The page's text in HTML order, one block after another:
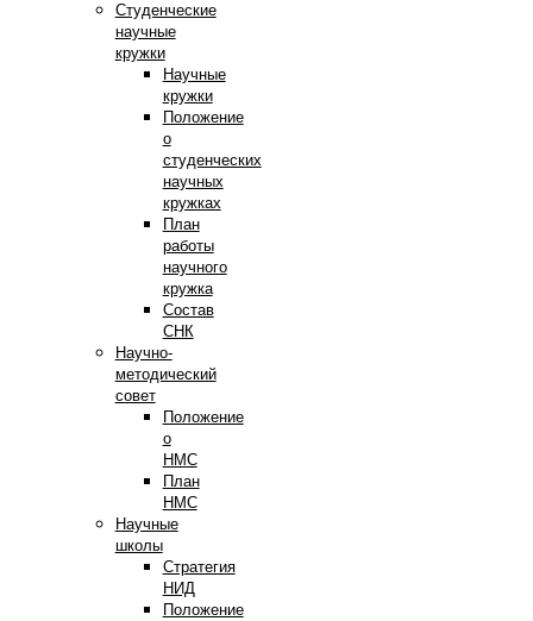
Студенческие
научные
кружки
Научные
кружки
Положение
о
студенческих
научных
кружках
План
работы
научного
кружка
Состав
СНК
Научно-
методический
совет
Положение
о
НМС
План
НМС
Научные
школы
Стратегия
НИД
Положение